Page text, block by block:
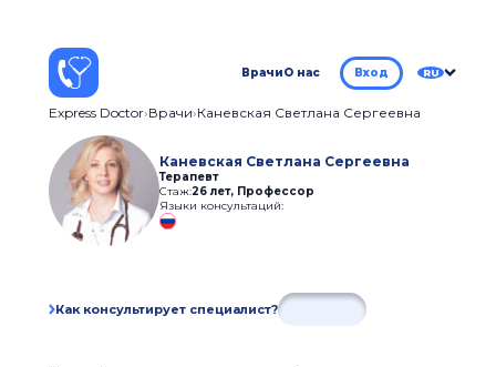
ВрачиО нас Вход RU
Express Doctor Врачи Каневская Светлана Сергеевна
Каневская Светлана Сергеевна
Терапевт
Стаж:26 лет, Профессор
Языки консультаций:
Как консультирует специалист?